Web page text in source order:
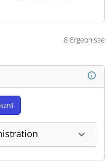
8 Ergebnisse